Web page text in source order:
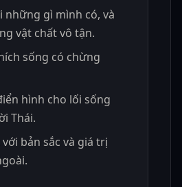
những gì mình có, và
vật chất vô tận.
sống có chừng
hình cho lối sống
Thái.
bản sắc và giá trị